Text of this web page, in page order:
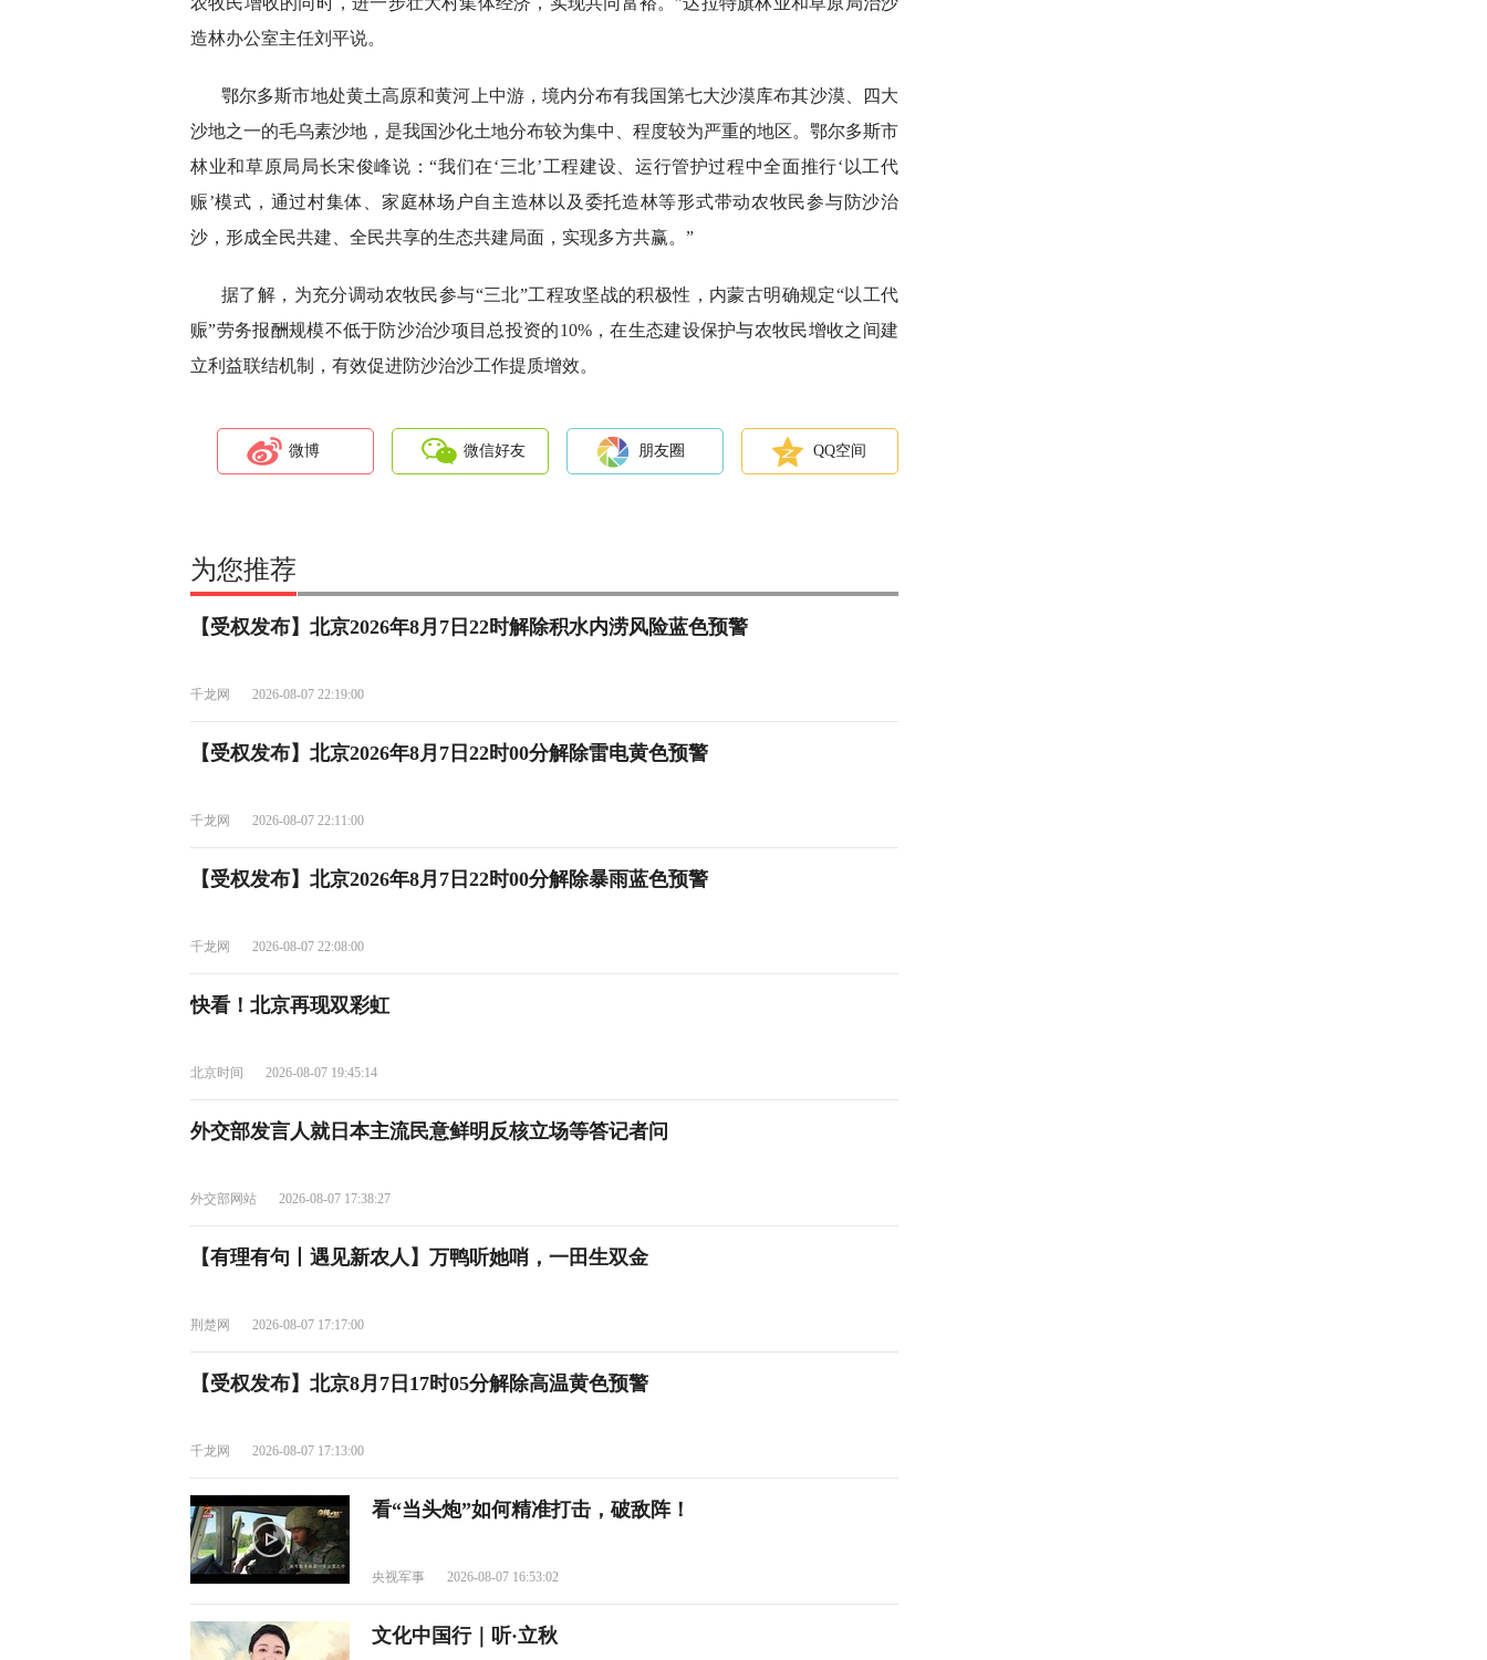
造林办公室主任刘平说。
鄂尔多斯市地处黄土高原和黄河上中游，境内分布有我国第七大沙漠库布其沙漠、四大
沙地之一的毛乌素沙地，是我国沙化土地分布较为集中、程度较为严重的地区。鄂尔多斯市
林业和草原局局长宋俊峰说：“我们在‘三北’工程建设、运行管护过程中全面推行‘以工代
赈’模式，通过村集体、家庭林场户自主造林以及委托造林等形式带动农牧民参与防沙治
沙，形成全民共建、全民共享的生态共建局面，实现多方共赢。”
据了解，为充分调动农牧民参与“三北”工程攻坚战的积极性，内蒙古明确规定“以工代
赈”劳务报酬规模不低于防沙治沙项目总投资的10%，在生态建设保护与农牧民增收之间建
立利益联结机制，有效促进防沙治沙工作提质增效。
微博 微信好友 朋友圈 QQ空间
为您推荐
【受权发布】北京2026年8月7日22时解除积水内涝风险蓝色预警
千龙网 2026-08-07 22:19:00
【受权发布】北京2026年8月7日22时00分解除雷电黄色预警
千龙网 2026-08-07 22:11:00
【受权发布】北京2026年8月7日22时00分解除暴雨蓝色预警
千龙网 2026-08-07 22:08:00
快看！北京再现双彩虹
北京时间 2026-08-07 19:45:14
外交部发言人就日本主流民意鲜明反核立场等答记者问
外交部网站 2026-08-07 17:38:27
【有理有句丨遇见新农人】万鸭听她哨，一田生双金
荆楚网 2026-08-07 17:17:00
【受权发布】北京8月7日17时05分解除高温黄色预警
千龙网 2026-08-07 17:13:00
看“当头炮”如何精准打击，破敌阵！
央视军事 2026-08-07 16:53:02
文化中国行｜听·立秋